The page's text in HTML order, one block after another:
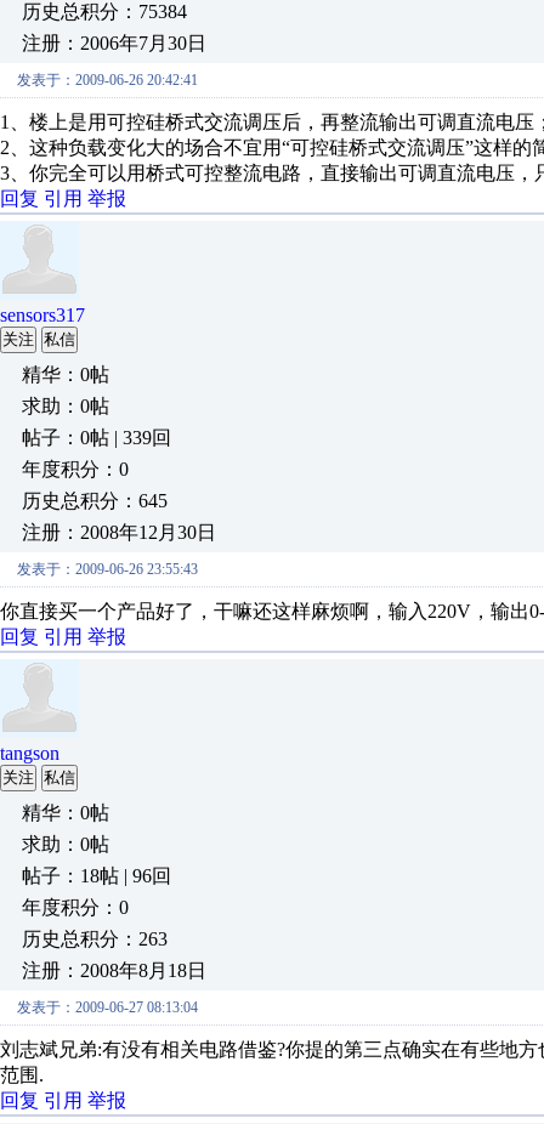
历史总积分：75384
注册：2006年7月30日
发表于：2009-06-26 20:42:41
1、楼上是用可控硅桥式交流调压后，再整流输出可调直流电压
2、这种负载变化大的场合不宜用“可控硅桥式交流调压”这样的
3、你完全可以用桥式可控整流电路，直接输出可调直流电压
回复 引用 举报
sensors317
关注 私信
精华：0帖
求助：0帖
帖子：0帖 | 339回
年度积分：0
历史总积分：645
注册：2008年12月30日
发表于：2009-06-26 23:55:43
你直接买一个产品好了，干嘛还这样麻烦啊，输入220V，输出
回复 引用 举报
tangson
关注 私信
精华：0帖
求助：0帖
帖子：18帖 | 96回
年度积分：0
历史总积分：263
注册：2008年8月18日
发表于：2009-06-27 08:13:04
刘志斌兄弟:有没有相关电路借鉴?你提的第三点确实在有些地
范围.
回复 引用 举报